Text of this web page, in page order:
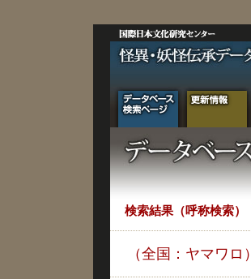
検索結果（呼称検索）
（全国：ヤマワロ）